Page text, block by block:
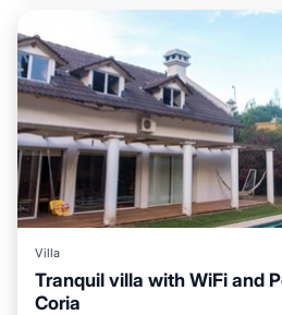
Villa
Tranquil villa with WiFi and
Coria